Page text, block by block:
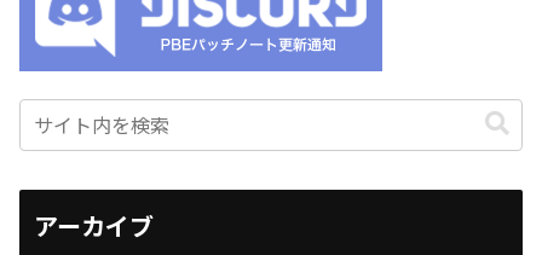
アーカイブ